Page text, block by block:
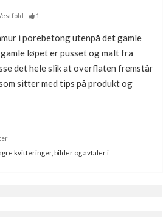
1
i porebetong utenpå det gamle
løpet er pusset og malt fra
det hele slik at overflaten fremstår
sitter med tips på produkt og
kvitteringer, bilder og avtaler i